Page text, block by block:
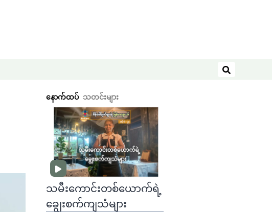
ရှာဖွေရန်
နောက်ထပ် သတင်းများ
သမီးကောင်းတစ်ယောက်ရဲ့
ချွေးစက်ကျသံများ